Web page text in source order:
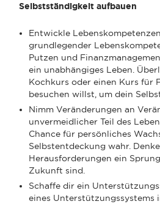
Selbstständigkeit aufbauen
Entwickle
grundlegender
Putzen und
ein unabhängiges Leben.
Kochkurs oder einen Kurs für
besuchen willst, um dein
Nimm Veränderungen an
unvermeidlicher Teil des
Chance für persönliches
Selbstentdeckung wahr.
Herausforderungen ein
Zukunft sind.
Schaffe dir ein
eines Unterstützungssystems